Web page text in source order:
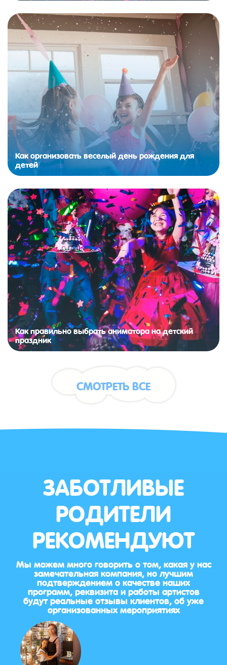
Как организовать веселый день рождения для
детей
Как правильно выбрать аниматора на детский
праздник
СМОТРЕТЬ ВСЕ
ЗАБОТЛИВЫЕ
РОДИТЕЛИ
РЕКОМЕНДУЮТ
Мы можем много говорить о том, какая у нас
замечательная компания, но лучшим
подтверждением о качестве наших
программ, реквизита и работы артистов
будут реальные отзывы клиентов, об уже
организованных мероприятиях